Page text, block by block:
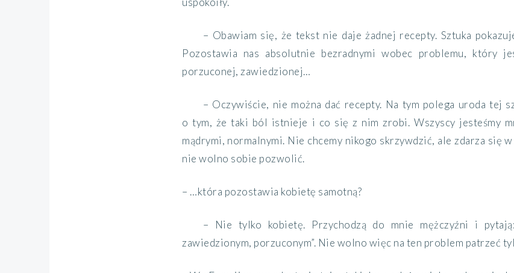
– Obawiam się, że tekst nie daje żadnej recepty. Sztuka
Pozostawia nas absolutnie bezradnymi wobec problemu, który
porzuconej, zawiedzionej…
– Oczywiście, nie można dać recepty. Na tym polega uroda tej
o tym, że taki ból istnieje i co się z nim zrobi. Wszyscy jesteśmy
mądrymi, normalnymi. Nie chcemy nikogo skrzywdzić, ale zdarza się
nie wolno sobie pozwolić.
– …która pozostawia kobietę samotną?
– Nie tylko kobietę. Przychodzą do mnie mężczyźni i
zawiedzionym, porzuconym”. Nie wolno więc na ten problem patrzeć